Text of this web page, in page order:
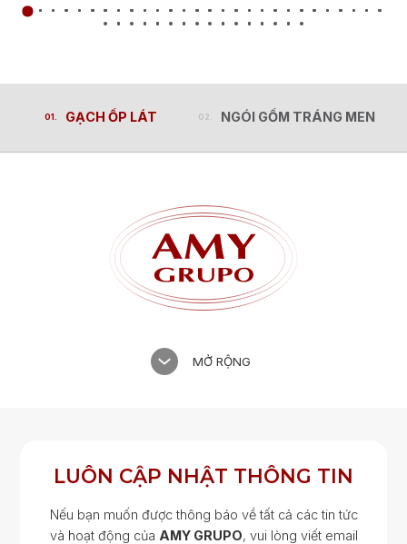
GẠCH ỐP LÁT
GẠCH ỐP LÁT
NGÓI GỐM TRÁNG MEN
NGÓI GỐM TRÁNG MEN
MỞ RỘNG
LUÔN CẬP NHẬT THÔNG TIN
Nếu bạn muốn được thông báo về tất cả các tin tức
và hoạt động của AMY GRUPO, vui lòng viết email